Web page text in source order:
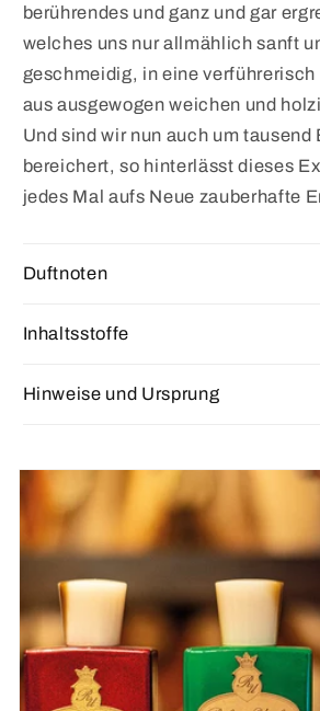
berührendes und ganz und gar
welches uns nur allmählich sanft
geschmeidig, in eine
aus ausgewogen weichen und
Und sind wir nun auch um tausend
bereichert, so hinterlässt dieses
jedes Mal aufs Neue zauberhafte
Duftnoten
Inhaltsstoffe
Hinweise und Ursprung